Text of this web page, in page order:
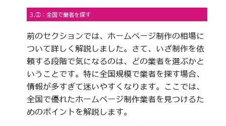
3.①：全国で業者を探す
前のセクションでは、ホームページ制作の相場に
ついて詳しく解説しました。さて、いざ制作を依
頼する段階で気になるのは、どの業者を選ぶかと
いうことです。特に全国規模で業者を探す場合、
情報が多すぎて迷いやすくなります。ここでは、
全国で優れたホームページ制作業者を見つけるた
めのポイントを解説します。